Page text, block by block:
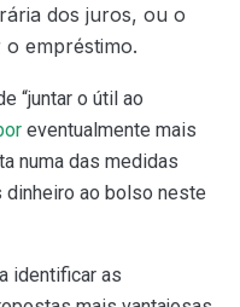
dos juros, ou o
empréstimo.
“juntar o útil ao
eventualmente mais
numa das medidas
dinheiro ao bolso neste
identificar as